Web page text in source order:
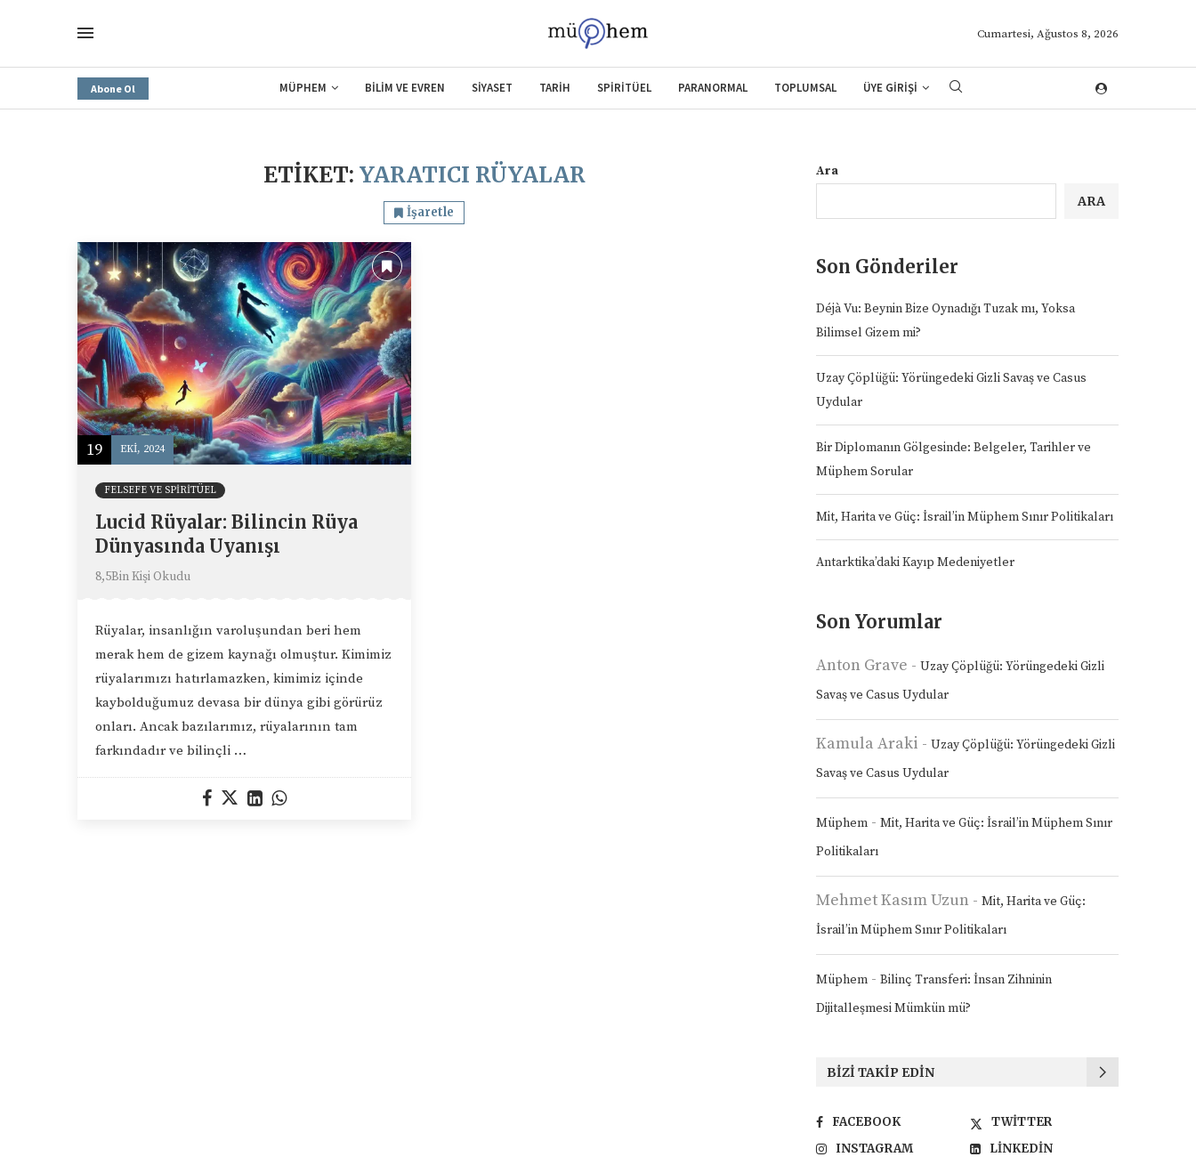
Cumartesi, Ağustos 8, 2026
Abone Ol MÜPHEM BİLİM VE EVREN SİYASET TARİH SPİRİTÜEL PARANORMAL TOPLUMSAL ÜYE GİRİŞİ
ETIKET: YARATICI RÜYALAR
İşaretle
19 EKI, 2024
FELSEFE VE SPIRITÜEL
Lucid Rüyalar: Bilincin Rüya
Dünyasında Uyanışı
8,5Bin Kişi Okudu
Rüyalar, insanlığın varoluşundan beri hem
merak hem de gizem kaynağı olmuştur. Kimimiz
rüyalarımızı hatırlamazken, kimimiz içinde
kaybolduğumuz devasa bir dünya gibi görürüz
onları. Ancak bazılarımız, rüyalarının tam
farkındadır ve bilinçli …
Ara
ARA
Son Gönderiler
Déjà Vu: Beynin Bize Oynadığı Tuzak mı, Yoksa
Bilimsel Gizem mi?
Uzay Çöplüğü: Yörüngedeki Gizli Savaş ve Casus
Uydular
Bir Diplomanın Gölgesinde: Belgeler, Tarihler ve
Müphem Sorular
Mit, Harita ve Güç: İsrail’in Müphem Sınır Politikaları
Antarktika’daki Kayıp Medeniyetler
Son Yorumlar
Anton Grave - Uzay Çöplüğü: Yörüngedeki Gizli
Savaş ve Casus Uydular
Kamula Araki - Uzay Çöplüğü: Yörüngedeki Gizli
Savaş ve Casus Uydular
Müphem - Mit, Harita ve Güç: İsrail’in Müphem Sınır
Politikaları
Mehmet Kasım Uzun - Mit, Harita ve Güç:
İsrail’in Müphem Sınır Politikaları
Müphem - Bilinç Transferi: İnsan Zihninin
Dijitalleşmesi Mümkün mü?
BIZI TAKIP EDIN
FACEBOOK
TWITTER
INSTAGRAM
LINKEDIN